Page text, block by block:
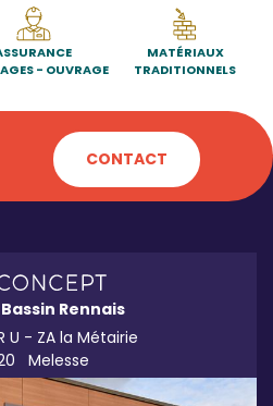
- OUVRAGE
MATÉRIAUX
TRADITIONNELS
CONTACT
Rennais
U - ZA la Métairie
Melesse